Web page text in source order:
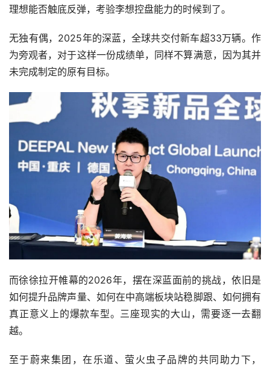
理想能否触底反弹，考验李想控盘能力的时候到了。
无独有偶，2025年的深蓝，全球共交付新车超33万辆。作
为旁观者，对于这样一份成绩单，同样不算满意，因为其并
未完成制定的原有目标。
而徐徐拉开帷幕的2026年，摆在深蓝面前的挑战，依旧是
如何提升品牌声量、如何在中高端板块站稳脚跟、如何拥有
真正意义上的爆款车型。三座现实的大山，需要逐一去翻
越。
至于蔚来集团，在乐道、萤火虫子品牌的共同助力下，